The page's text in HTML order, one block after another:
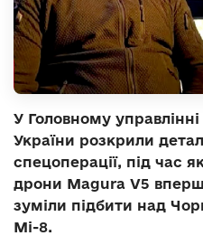
У Головному
України розкрили
спецоперації, під час
дрони Magura V5
зуміли підбити над
Мі-8.